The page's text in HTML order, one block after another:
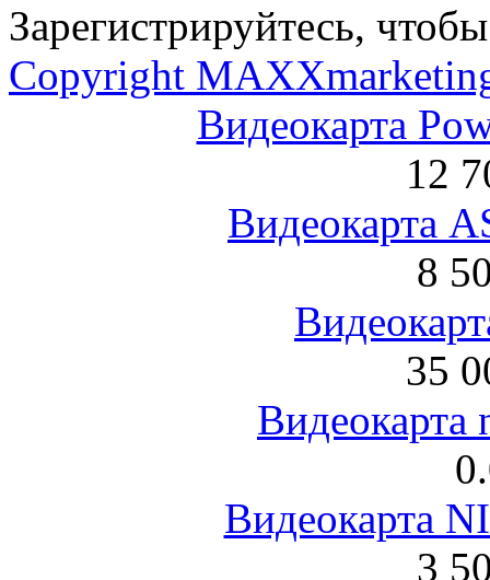
Зарегистрируйтесь,
Copyright
Видеокарта
12
Видеокарта
8
35
Видеокарта
Видеокарта
3